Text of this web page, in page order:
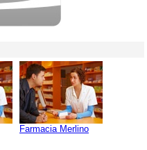
Farmacia Merlino